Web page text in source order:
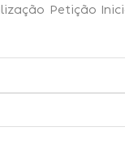
Petição